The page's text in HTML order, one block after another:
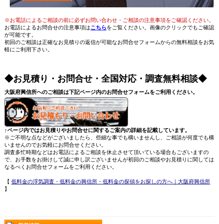
※お電話によるご相談の前に必ずお問い合わせ・ご相談の注意事項をご確認ください。
お電話によるお問合せの注意事項はこちらをご覧ください。画像のクリックでもご確認
が可能です。
初回のご相談は正確なお見積りの返信が可能なお問合せフォームからの無料相談をお気
軽にご利用下さい。
◆お見積り・お問合せ・全国対応・調査無料相談◆
大阪府興信所へのご相談は下記ページ内のお問合せフォームをご利用ください。
↑ページ内ではお見積りやお問合せに関するご案内の詳細を記載しています。
※ご不明な点などがございましたら、些細な事でも構いませんし、ご相談が何度でも構
いませんのでお気軽にお問合せください。
調査多忙時期などはお電話によるご相談を休止させて頂いている場合もございますの
で、お手数をお掛けして誠に申し訳ございませんが初回のご相談やお見積りに関しては
なるべくお問合せフォームをご利用ください。
【 低料金の浮気調査・低料金の興信所・低料金の探偵をお探しの方へ｜大阪府興信所
】